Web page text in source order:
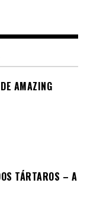
AMAZING
TÁRTAROS – A